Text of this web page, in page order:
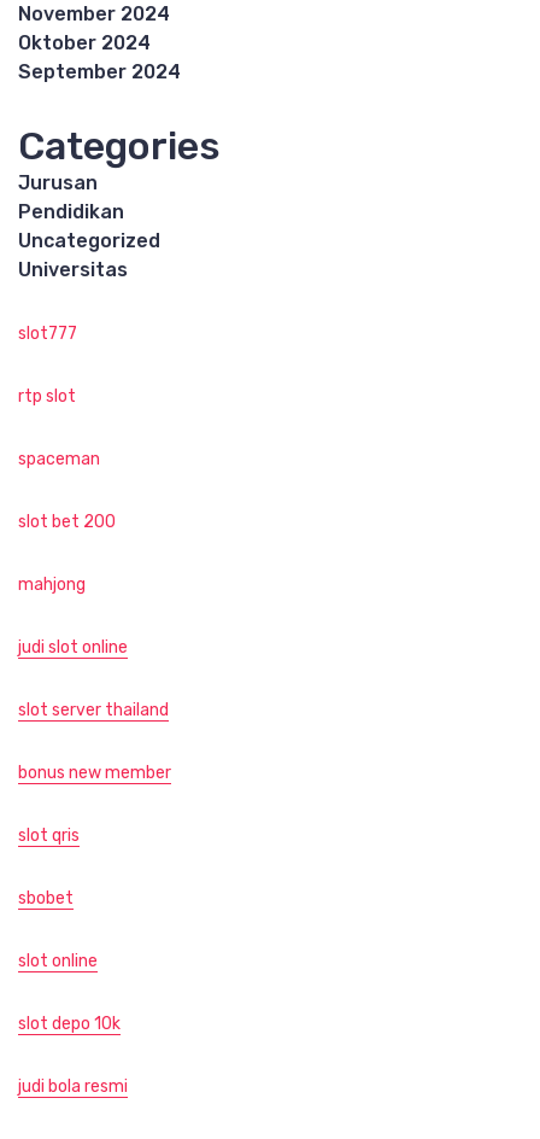
November 2024
Oktober 2024
September 2024
Categories
Jurusan
Pendidikan
Uncategorized
Universitas
slot777
rtp slot
spaceman
slot bet 200
mahjong
judi slot online
slot server thailand
bonus new member
slot qris
sbobet
slot online
slot depo 10k
judi bola resmi